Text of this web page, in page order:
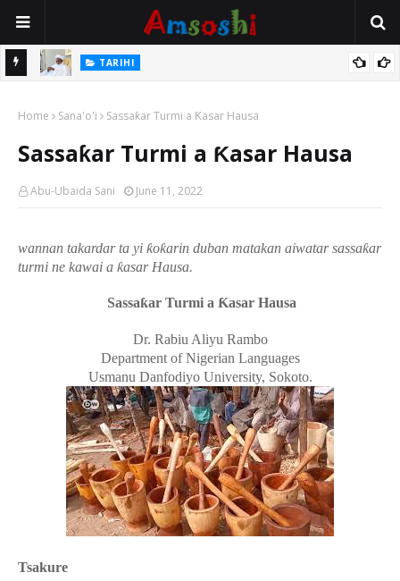
Sarkin Gummi Na Sha Biyar: Sarkin Mafaran Gummi Justice Lawal
TARIHI
Usman Kure Bungudu
Home Sana'o'i Sassaƙar Turmi a Ƙasar Hausa
Sassaƙar Turmi a Ƙasar Hausa
Abu-Ubaida Sani June 11, 2022
wannan takardar ta yi ƙoƙarin duban matakan aiwatar sassaƙar
turmi ne kawai a ƙasar Hausa.
Sassaƙar Turmi a Ƙasar Hausa
Dr. Rabiu Aliyu Rambo
Department of Nigerian Languages
Usmanu Danfodiyo University, Sokoto.
Tsakure